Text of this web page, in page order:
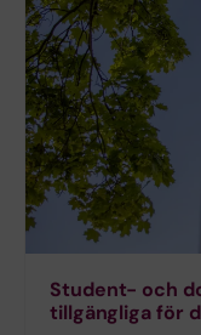
Student- och
tillgängliga för